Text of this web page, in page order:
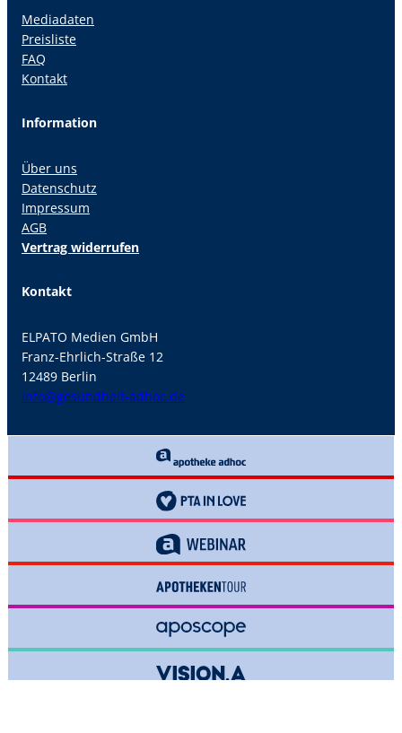
Mediadaten
Preisliste
FAQ
Kontakt
Information
Über uns
Datenschutz
Impressum
AGB
Vertrag widerrufen
Kontakt
ELPATO Medien GmbH
Franz-Ehrlich-Straße 12
12489 Berlin
info@gesundheit-adhoc.de